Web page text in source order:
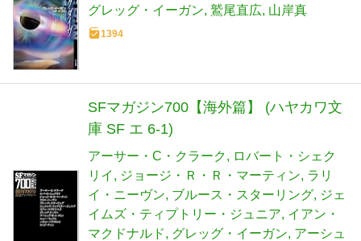
グレッグ・イーガン 鷲尾直広 山岸真
1394
SFマガジン700【海外篇】 (ハヤカワ文
庫 SF エ 6-1)
アーサー・C・クラーク
ロバート・シェク
リイ
ジョージ・Ｒ・Ｒ・マーティン ラリ
イ・ニーヴン ブルース・スターリング ジェ
イムズ・ティプトリー・ジュニア イアン・
マクドナルド
グレッグ・イーガン アーシュ